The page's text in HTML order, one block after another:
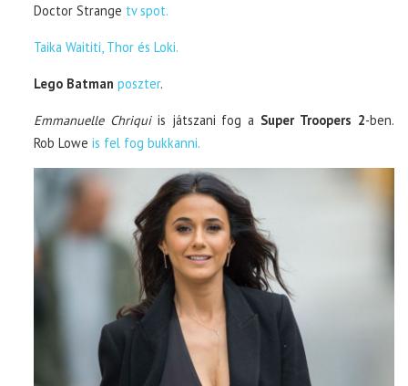
Doctor Strange tv spot.
Taika Waititi, Thor és Loki.
Lego Batman poszter.
Emmanuelle Chriquiis játszani fog a Super Troopers 2-ben.
Rob Lowe is fel fog bukkanni.